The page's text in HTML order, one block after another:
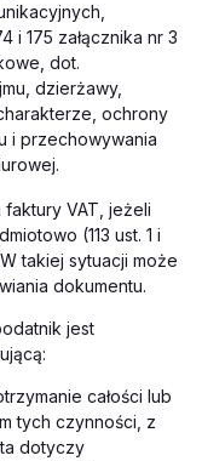
i 175 załącznika nr 3
dot.
dzierżawy,
ochrony
i przechowywania
VAT, jeżeli
(113 ust. 1 i
takiej sytuacji może
dokumentu.
jest
całości lub
tych czynności, z
dotyczy